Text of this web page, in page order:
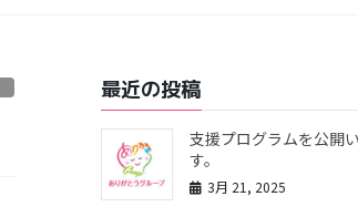
最近の投稿
支援プログラムを公開
す。
3月 21, 2025